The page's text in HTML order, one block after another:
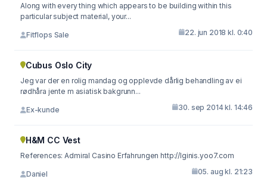
Along with every thing which appears to be building within this
particular subject material, your...
Fitflops Sale 22. jun 2018 kl. 0:40
Cubus Oslo City
Jeg var der en rolig mandag og opplevde dårlig behandling av ei
rødhåra jente m asiatisk bakgrunn...
Ex-kunde 30. sep 2014 kl. 14:46
H&M CC Vest
References: Admiral Casino Erfahrungen http://lginis.yoo7.com
Daniel 05. aug kl. 21:23